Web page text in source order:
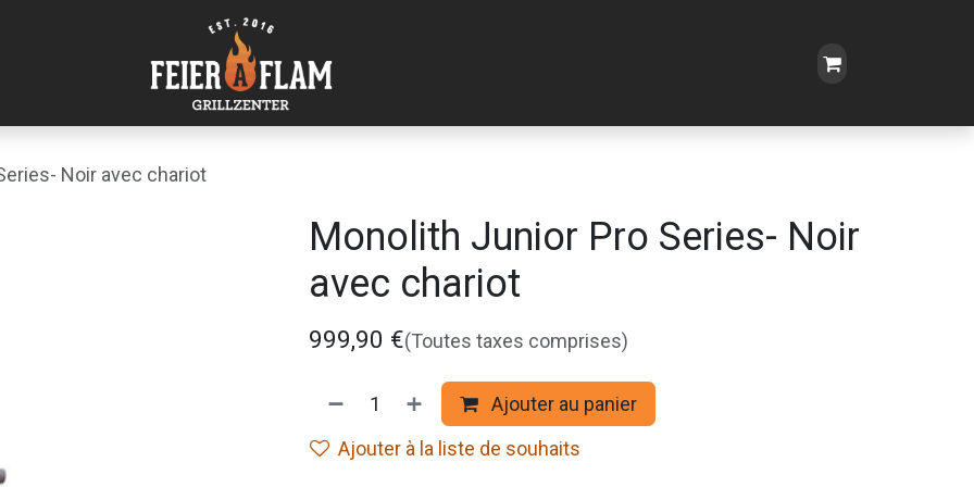
Noir avec chariot
Monolith Junior Pro Series- Noir
avec chariot
999,90 €(Toutes taxes comprises)
Ajouter au panier
Ajouter à la liste de souhaits